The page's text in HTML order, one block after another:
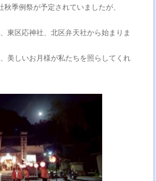
季例祭が予定されていましたが、
東区応神社、北区弁天社から始まりま
美しいお月様が私たちを照らしてくれ